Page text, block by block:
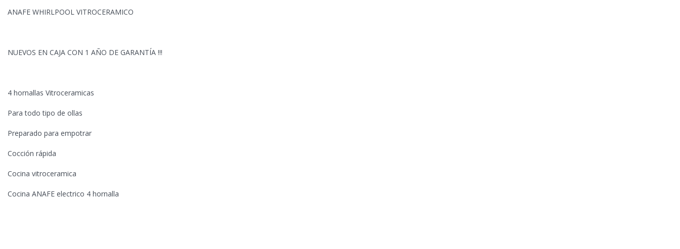
ANAFE WHIRLPOOL VITROCERAMICO
NUEVOS EN CAJA CON 1 AÑO DE GARANTÍA !!!
4 hornallas Vitroceramicas
Para todo tipo de ollas
Preparado para empotrar
Cocción rápida
Cocina vitroceramica
Cocina ANAFE electrico 4 hornalla